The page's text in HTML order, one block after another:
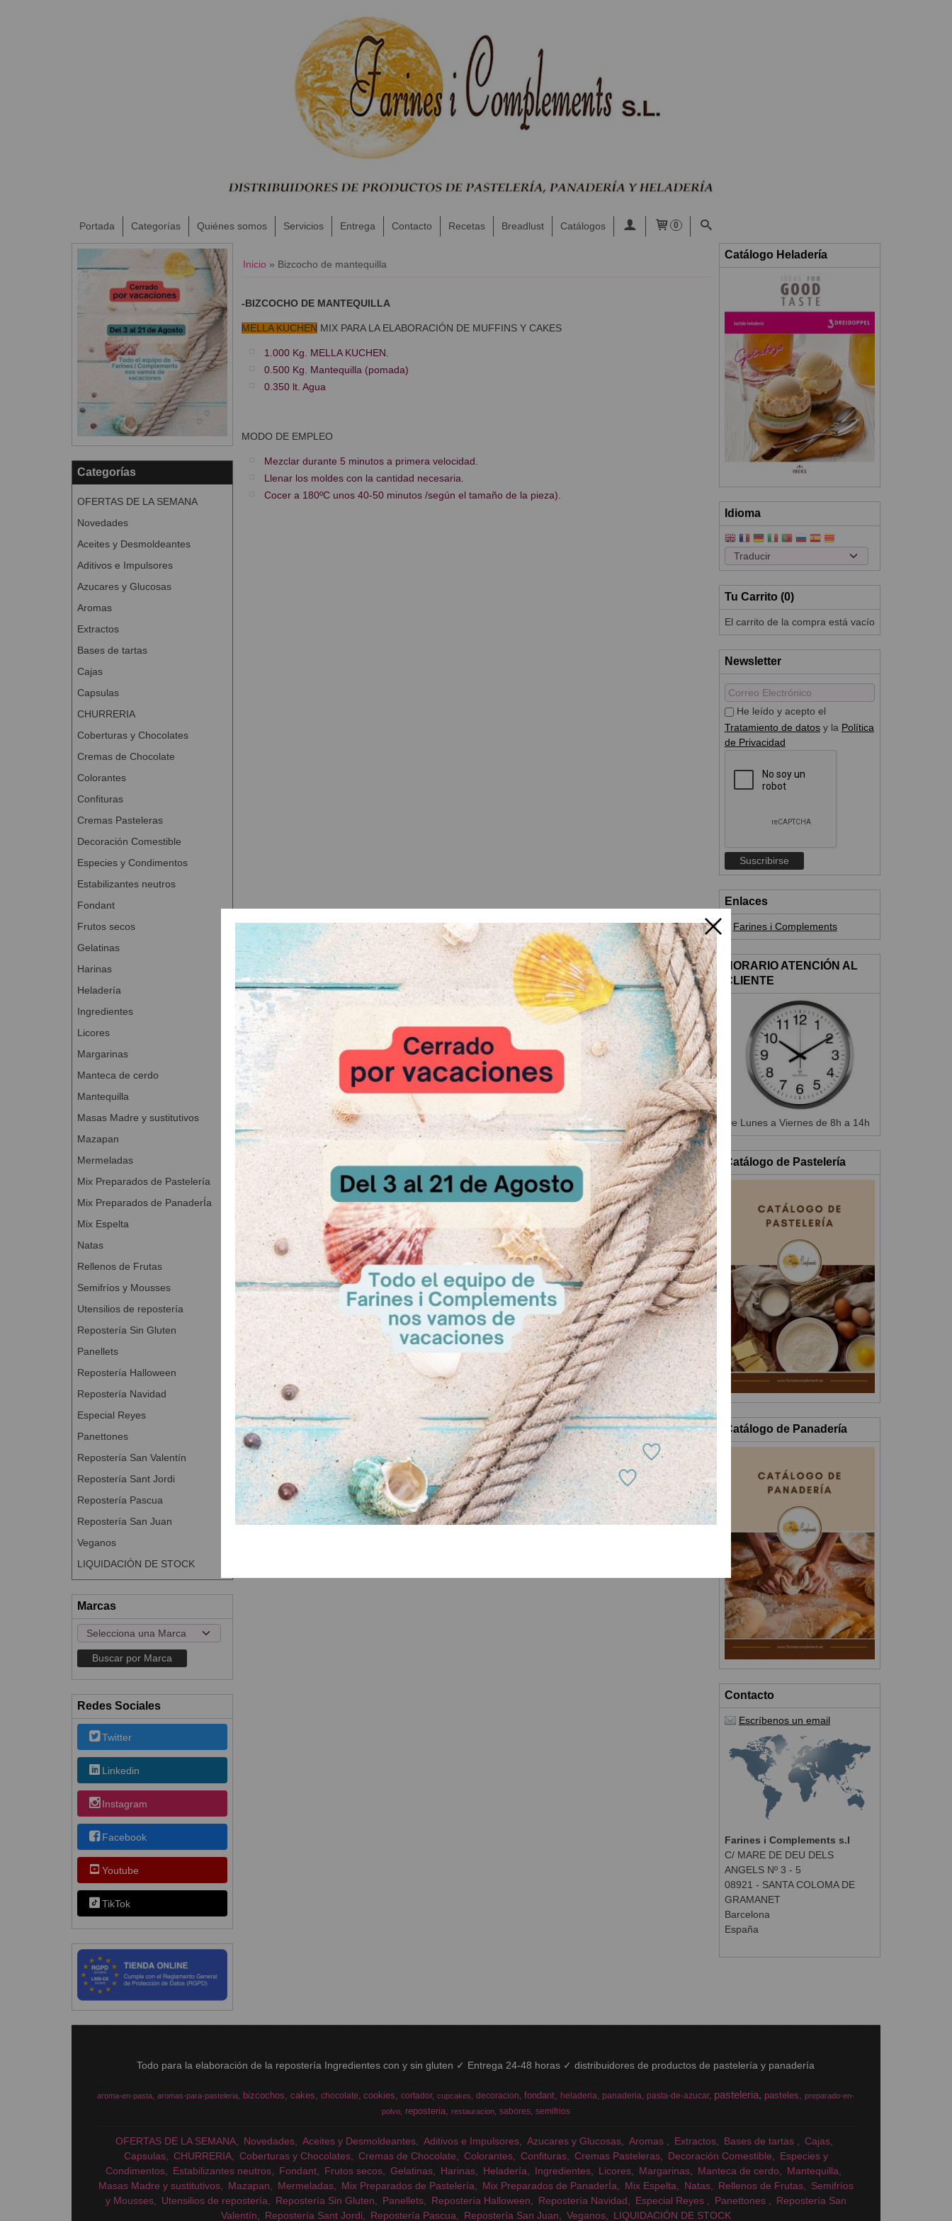
Portada Categorías Quiénes somos Servicios Entrega Contacto Recetas Breadlust Catálogos 0
Categorías
OFERTAS DE LA SEMANA
Novedades
Aceites y Desmoldeantes
Aditivos e Impulsores
Azucares y Glucosas
Aromas
Extractos
Bases de tartas
Cajas
Capsulas
CHURRERIA
Coberturas y Chocolates
Cremas de Chocolate
Colorantes
Confituras
Cremas Pasteleras
Decoración Comestible
Especies y Condimentos
Estabilizantes neutros
Fondant
Frutos secos
Gelatinas
Harinas
Heladería
Ingredientes
Licores
Margarinas
Manteca de cerdo
Mantequilla
Masas Madre y sustitutivos
Mazapan
Mermeladas
Mix Preparados de Pastelería
Mix Preparados de PanaderÍa
Mix Espelta
Natas
Rellenos de Frutas
Semifríos y Mousses
Utensilios de repostería
Repostería Sin Gluten
Panellets
Repostería Halloween
Repostería Navidad
Especial Reyes
Panettones
Repostería San Valentín
Repostería Sant Jordi
Repostería Pascua
Repostería San Juan
Veganos
LIQUIDACIÓN DE STOCK
Marcas
Redes Sociales
Twitter
Linkedin
Instagram
Facebook
Youtube
TikTok
Inicio » Bizcocho de mantequilla
-BIZCOCHO DE MANTEQUILLA
MELLA KUCHEN MIX PARA LA ELABORACIÓN DE MUFFINS Y CAKES
1.000 Kg. MELLA KUCHEN.
0.500 Kg. Mantequilla (pomada)
0.350 lt. Agua
MODO DE EMPLEO
Mezclar durante 5 minutos a primera velocidad.
Llenar los moldes con la cantidad necesaria.
Cocer a 180ºC unos 40-50 minutos /según el tamaño de la pieza).
Catálogo Heladería
Idioma
Tu Carrito (0)
El carrito de la compra está vacío
Newsletter
He leído y acepto el
Tratamiento de datosy la Política
de Privacidad
Enlaces
Farines i Complements
HORARIO ATENCIÓN AL
CLIENTE
De Lunes a Viernes de 8h a 14h
Catálogo de Pastelería
Catálogo de Panadería
Contacto
Escríbenos un email
Farines i Complements s.l
C/ MARE DE DEU DELS
ANGELS Nº 3 - 5
08921 - SANTA COLOMA DE
GRAMANET
Barcelona
España
Todo para la elaboración de la repostería Ingredientes con y sin gluten ✓ Entrega 24-48 horas ✓ distribuidores de productos de pastelería y panadería
aroma-en-pasta aromas-para-pasteleria bizcochos cakes chocolate cookies cortador cupcakes decoracion fondant heladeria panaderia pasta-de-azucar pasteleria pasteles
preparado-en-
polvo
reposteria restauracion sabores semifrios
OFERTAS DE LA SEMANA Novedades Aceites y Desmoldeantes Aditivos e Impulsores Azucares y Glucosas Aromas Extractos Bases de tartas
Cajas
Capsulas
CHURRERIA Coberturas y Chocolates Cremas de Chocolate Colorantes Confituras Cremas Pasteleras Decoración Comestible
Especies y
Condimentos
Estabilizantes neutros Fondant Frutos secos Gelatinas Harinas Heladería Ingredientes Licores Margarinas Manteca de cerdo
Mantequilla
Masas Madre y sustitutivos
Mazapan Mermeladas Mix Preparados de Pastelería Mix Preparados de PanaderÍa Mix Espelta Natas Rellenos de Frutas
Semifríos
y Mousses
Utensilios de repostería Repostería Sin Gluten Panellets Repostería Halloween Repostería Navidad Especial Reyes Panettones
Repostería San
Valentín
Repostería Sant Jordi Repostería Pascua Repostería San Juan Veganos LIQUIDACIÓN DE STOCK